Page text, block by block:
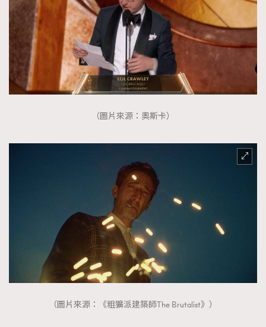
（圖片來源：奧斯卡）
（圖片來源：《粗獷派建築師The Brutalist》）